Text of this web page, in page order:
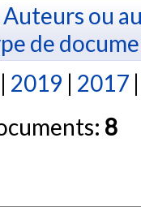
Auteurs ou
de
| 2019 | 2017
8